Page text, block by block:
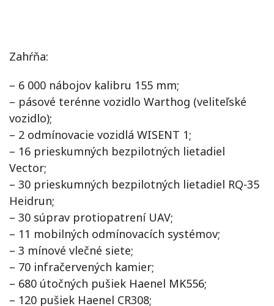
Zahŕňa:
– 6 000 nábojov kalibru 155 mm;
– pásové terénne vozidlo Warthog (veliteľské
vozidlo);
– 2 odmínovacie vozidlá WISENT 1;
– 16 prieskumných bezpilotných lietadiel
Vector;
– 30 prieskumných bezpilotných lietadiel RQ-35
Heidrun;
– 30 súprav protiopatrení UAV;
– 11 mobilných odmínovacích systémov;
– 3 mínové vlečné siete;
– 70 infračervených kamier;
– 680 útočných pušiek Haenel MK556;
– 120 pušiek Haenel CR308;